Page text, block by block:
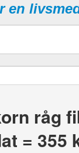
en
råg
= 355